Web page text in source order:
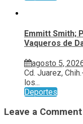
Emmitt Smith;
Vaqueros de
agosto 5,
Cd. Juarez,
los...
Deportes
Leave a Comment